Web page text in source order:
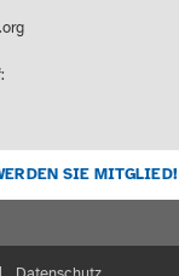
SIE MITGLIED!